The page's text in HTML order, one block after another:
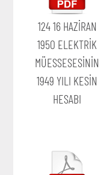
124 16 HAZİRAN
1950 ELEKTRİK
MÜESSESESİNİN
1949 YILI KESİN
HESABI